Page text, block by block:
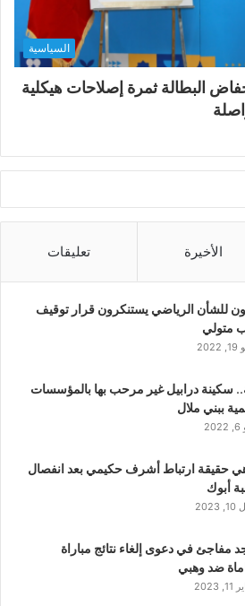
السياسية
البطالة ثمرة إصلاحات هيكلية
الأخيرة تعليقات
للشأن الرياضي يستنكرون قرار توقيف
متولي
سكينة درابيل غير مرحب بها بالمؤسسات
ببني ملال
حقيقة ارتباط أشرف حكيمي بعد انفصال
أبوك
مفاجئ في دعوى إلغاء نتائج مباراة
ضد وهبي